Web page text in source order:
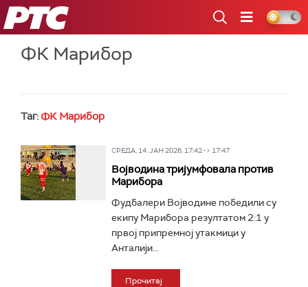
РТС
ФК Марибор
Таг:ФК Марибор
СРЕДА, 14. ЈАН 2026, 17:42 -> 17:47
Војводина тријумфовала против
Марибора
Фудбалери Војводине победили су
екипу Марибора резултатом 2:1 у
првој припремној утакмици у
Анталији...
Прочитај